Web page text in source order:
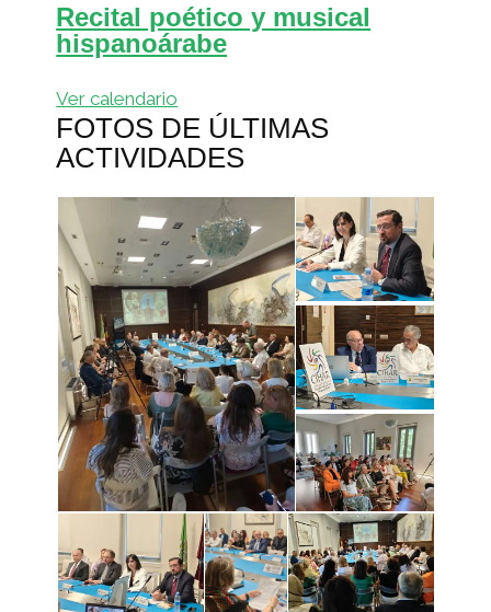
Recital poético y musical
hispanoárabe
Ver calendario
FOTOS DE ÚLTIMAS
ACTIVIDADES